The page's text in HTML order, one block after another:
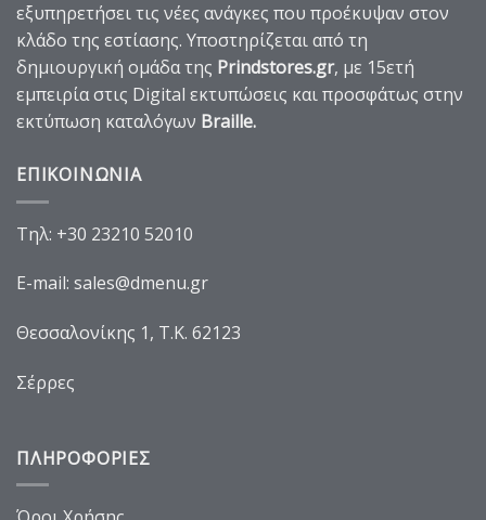
εξυπηρετήσει τις νέες ανάγκες που προέκυψαν στον
κλάδο της εστίασης. Υποστηρίζεται από τη
δημιουργική ομάδα της Prindstores.gr, με 15ετή
εμπειρία στις Digital εκτυπώσεις και προσφάτως στην
εκτύπωση καταλόγων Braille.
ΕΠΙΚΟΙΝΩΝΙΑ
Τηλ: +30 23210 52010
E-mail: sales@dmenu.gr
Θεσσαλονίκης 1, Τ.Κ. 62123
Σέρρες
ΠΛΗΡΟΦΟΡΙΕΣ